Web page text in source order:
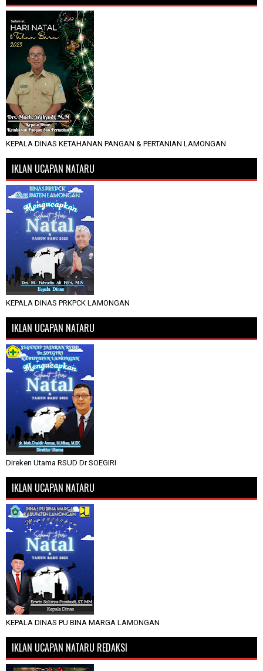
KEPALA DINAS KETAHANAN PANGAN & PERTANIAN LAMONGAN
IKLAN UCAPAN NATARU
KEPALA DINAS PRKPCK LAMONGAN
IKLAN UCAPAN NATARU
Direken Utama RSUD Dr SOEGIRI
IKLAN UCAPAN NATARU
KEPALA DINAS PU BINA MARGA LAMONGAN
IKLAN UCAPAN NATARU REDAKSI